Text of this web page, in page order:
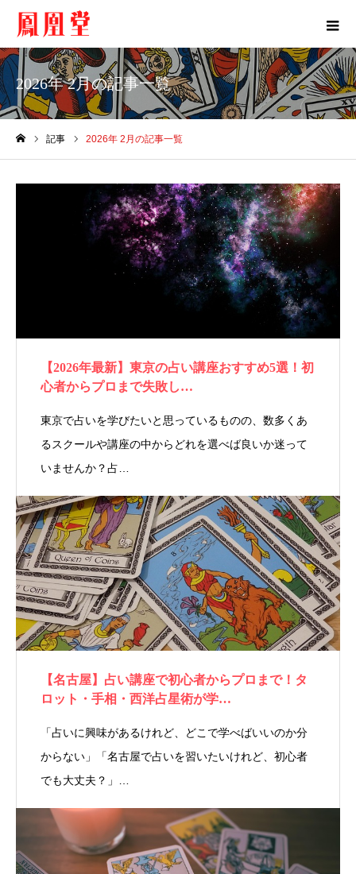
2026年 2月の記事一覧
記事 2026年 2月の記事一覧
【2026年最新】東京の占い講座おすすめ5選！初
心者からプロまで失敗し…
東京で占いを学びたいと思っているものの、数多くあ
るスクールや講座の中からどれを選べば良いか迷って
いませんか？占…
【名古屋】占い講座で初心者からプロまで！タ
ロット・手相・西洋占星術が学…
「占いに興味があるけれど、どこで学べばいいのか分
からない」「名古屋で占いを習いたいけれど、初心者
でも大丈夫？」…